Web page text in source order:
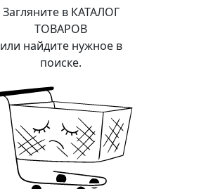
Загляните в КАТАЛОГ
ТОВАРОВ
или найдите нужное в
поиске.